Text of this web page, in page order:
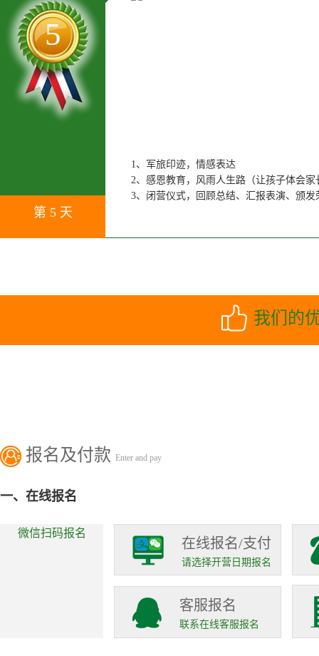
5
第 5 天
1、军旅印迹，情感表达
2、感恩教育，风雨人生路（让孩子体会
3、闭营仪式，回顾总结、汇报表演、颁
我们的
报名及付款 Enter and pay
一、在线报名
微信扫码报名
在线报名/支付
请选择开营日期报名
客服报名
联系在线客服报名